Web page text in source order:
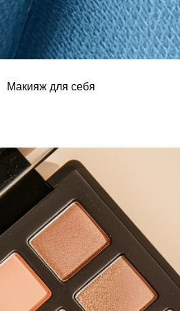
Макияж для себя